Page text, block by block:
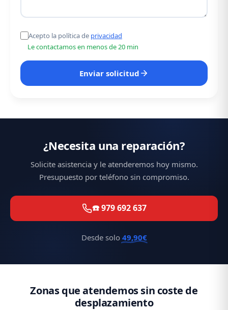
Acepto la política de privacidad
Le contactamos en menos de 20 min
Enviar solicitud
¿Necesita una reparación?
Solicite asistencia y le atenderemos hoy mismo.
Presupuesto por teléfono sin compromiso.
☎️ 979 692 637
Desde solo 49,90€
Zonas que atendemos sin coste de
desplazamiento